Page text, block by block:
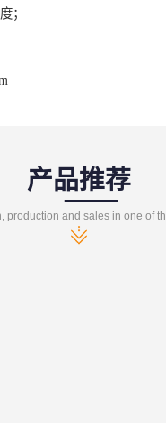
；
产品推荐